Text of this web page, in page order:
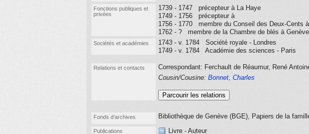
Fonctions publiques et
privées
1739 - 1747 précepteur à La Haye
1749 - 1756 précepteur à
1756 - 1770 membre du Conseil des Deux-Cents
1762 - ? membre de la Chambre de blés à Genève
Sociétés et académies
1743 - v. 1784 Société royale - Londres
1749 - v. 1784 Académie des sciences - Paris
Relations et contacts
Correspondant: Ferchault de Réaumur, René
Cousin/Cousine: Bonnet, Charles
Parcourir les relations
Fonds d'archives Bibliothèque de Genève (BGE), Papiers de la
Publications
Livre - Auteur